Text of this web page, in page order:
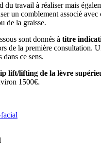
du travail à réaliser mais
un comblement associé avec
de la graisse.
sont donnés à titre
de la première consultation.
dans ce sens.
lift/lifting de la lèvre
1500€.